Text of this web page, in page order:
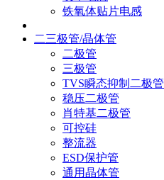
铁氧体贴片电感
二三极管/晶体管
二极管
三极管
TVS瞬态抑制二极管
稳压二极管
肖特基二极管
可控硅
整流器
ESD保护管
通用晶体管